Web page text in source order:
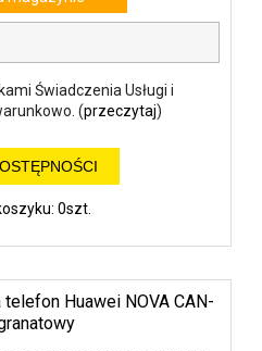
Świadczenia Usługi i
(przeczytaj)
0szt.